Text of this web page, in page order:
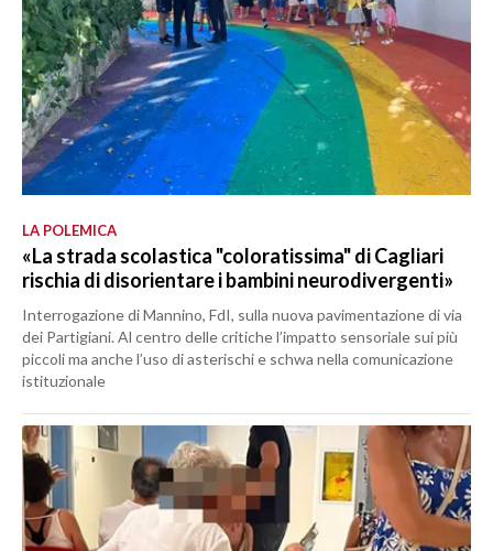
LA POLEMICA
«La strada scolastica "coloratissima" di Cagliari
rischia di disorientare i bambini neurodivergenti»
Interrogazione di Mannino, FdI, sulla nuova pavimentazione di via
dei Partigiani. Al centro delle critiche l’impatto sensoriale sui più
piccoli ma anche l’uso di asterischi e schwa nella comunicazione
istituzionale